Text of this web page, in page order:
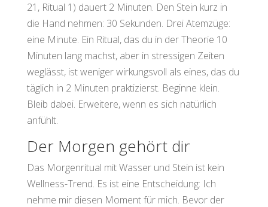
21, Ritual 1) dauert 2 Minuten. Den Stein kurz in
die Hand nehmen: 30 Sekunden. Drei Atemzüge:
eine Minute. Ein Ritual, das du in der Theorie 10
Minuten lang machst, aber in stressigen Zeiten
weglässt, ist weniger wirkungsvoll als eines, das du
täglich in 2 Minuten praktizierst. Beginne klein.
Bleib dabei. Erweitere, wenn es sich natürlich
anfühlt.
Der Morgen gehört dir
Das Morgenritual mit Wasser und Stein ist kein
Wellness-Trend. Es ist eine Entscheidung: Ich
nehme mir diesen Moment für mich. Bevor der